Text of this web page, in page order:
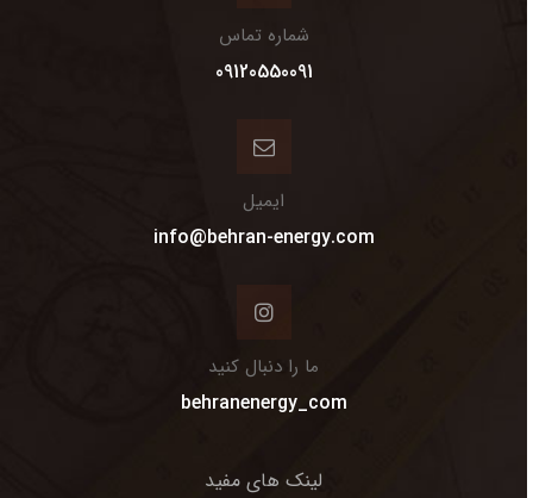
شماره تماس
09120550091
ایمیل
info@behran-energy.com
ما را دنبال کنید
behranenergy_com
لینک های مفید